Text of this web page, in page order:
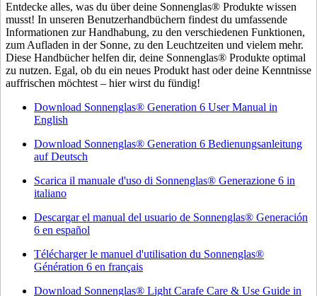
Entdecke alles, was du über deine Sonnenglas® Produkte wissen
musst! In unseren Benutzerhandbüchern findest du umfassende
Informationen zur Handhabung, zu den verschiedenen Funktionen,
zum Aufladen in der Sonne, zu den Leuchtzeiten und vielem mehr.
Diese Handbücher helfen dir, deine Sonnenglas® Produkte optimal
zu nutzen. Egal, ob du ein neues Produkt hast oder deine Kenntnisse
auffrischen möchtest – hier wirst du fündig!
Download Sonnenglas® Generation 6 User Manual in
English
Download Sonnenglas® Generation 6 Bedienungsanleitung
auf Deutsch
Scarica il manuale d'uso di Sonnenglas® Generazione 6 in
italiano
Descargar el manual del usuario de Sonnenglas® Generación
6 en español
Télécharger le manuel d'utilisation du Sonnenglas®
Génération 6 en français
Download Sonnenglas® Light Carafe Care & Use Guide in